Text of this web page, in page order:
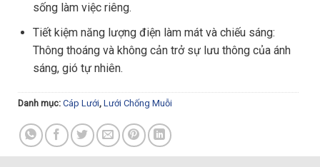
sống làm việc riêng.
Tiết kiệm năng lượng điện làm mát và chiếu sáng:
Thông thoáng và không cản trở sự lưu thông của ánh
sáng, gió tự nhiên.
Danh mục: Cáp Lưới, Lưới Chống Muỗi